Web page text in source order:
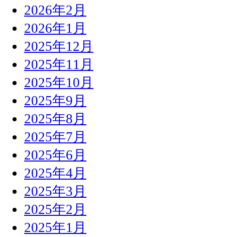
2026年2月
2026年1月
2025年12月
2025年11月
2025年10月
2025年9月
2025年8月
2025年7月
2025年6月
2025年4月
2025年3月
2025年2月
2025年1月